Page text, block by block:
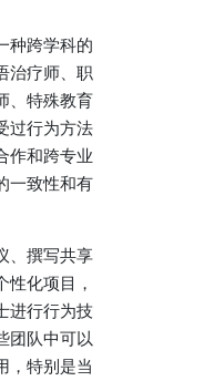
种跨学科的
治疗师、职
、特殊教育
过行为方法
作和跨专业
一致性和有
、撰写共享
性化项目，
进行行为技
团队中可以
，特别是当